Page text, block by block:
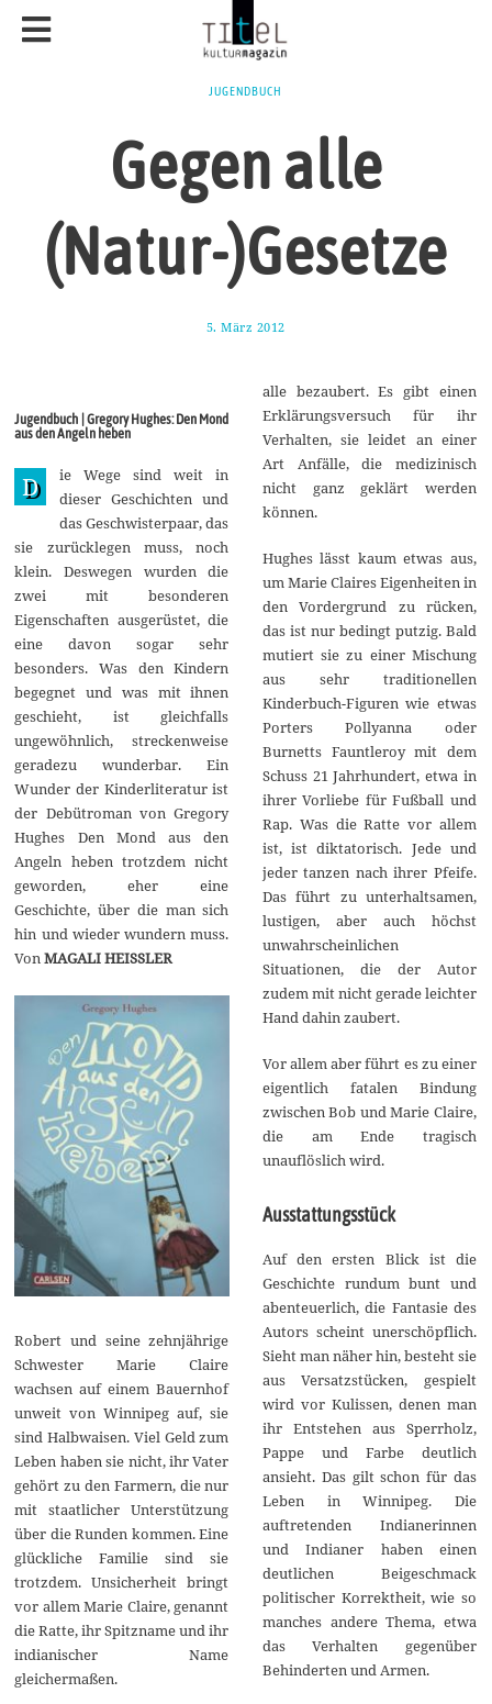
JUGENDBUCH
Gegen alle
(Natur-)Gesetze
5. März 2012
b
r
u
a
0
2
Jugendbuch | Gregory Hughes: Den Mond
aus den Angeln heben
D
ie Wege sind weit in
dieser Geschichten und
das Geschwisterpaar, das
sie zurücklegen muss, noch
klein. Deswegen wurden die
zwei mit besonderen
Eigenschaften ausgerüstet, die
eine davon sogar sehr
besonders. Was den Kindern
begegnet und was mit ihnen
geschieht, ist gleichfalls
ungewöhnlich, streckenweise
geradezu wunderbar. Ein
Wunder der Kinderliteratur ist
der Debütroman von Gregory
Hughes Den Mond aus den
Angeln heben trotzdem nicht
geworden, eher eine
Geschichte, über die man sich
hin und wieder wundern muss.
VonMAGALI HEISSLER
Robert und seine zehnjährige
Schwester Marie Claire
wachsen auf einem Bauernhof
unweit von Winnipeg auf, sie
sind Halbwaisen. Viel Geld zum
Leben haben sie nicht, ihr Vater
gehört zu den Farmern, die nur
mit staatlicher Unterstützung
über die Runden kommen. Eine
glückliche Familie sind sie
trotzdem. Unsicherheit bringt
vor allem Marie Claire, genannt
die Ratte, ihr Spitzname und ihr
indianischer Name
gleichermaßen.
alle bezaubert. Es gibt einen
Erklärungsversuch für ihr
Verhalten, sie leidet an einer
Art Anfälle, die medizinisch
nicht ganz geklärt werden
können.
Hughes lässt kaum etwas aus,
um Marie Claires Eigenheiten in
den Vordergrund zu rücken,
das ist nur bedingt putzig. Bald
mutiert sie zu einer Mischung
aus sehr traditionellen
Kinderbuch-Figuren wie etwas
Porters Pollyanna oder
Burnetts Fauntleroy mit dem
Schuss 21 Jahrhundert, etwa in
ihrer Vorliebe für Fußball und
Rap. Was die Ratte vor allem
ist, ist diktatorisch. Jede und
jeder tanzen nach ihrer Pfeife.
Das führt zu unterhaltsamen,
lustigen, aber auch höchst
unwahrscheinlichen
Situationen, die der Autor
zudem mit nicht gerade leichter
Hand dahin zaubert.
Vor allem aber führt es zu einer
eigentlich fatalen Bindung
zwischen Bob und Marie Claire,
die am Ende tragisch
unauflöslich wird.
Ausstattungsstück
Auf den ersten Blick ist die
Geschichte rundum bunt und
abenteuerlich, die Fantasie des
Autors scheint unerschöpflich.
Sieht man näher hin, besteht sie
aus Versatzstücken, gespielt
wird vor Kulissen, denen man
ihr Entstehen aus Sperrholz,
Pappe und Farbe deutlich
ansieht. Das gilt schon für das
Leben in Winnipeg. Die
auftretenden Indianerinnen
und Indianer haben einen
deutlichen Beigeschmack
politischer Korrektheit, wie so
manches andere Thema, etwa
das Verhalten gegenüber
Behinderten und Armen.